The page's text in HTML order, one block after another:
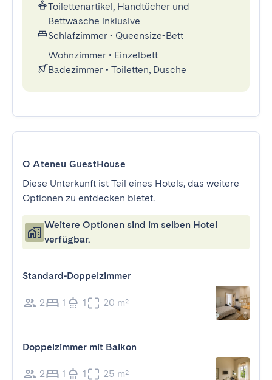
Toilettenartikel, Handtücher und
Bettwäsche inklusive
Schlafzimmer • Queensize-Bett
Wohnzimmer • Einzelbett
Badezimmer • Toiletten, Dusche
O Ateneu GuestHouse
Diese Unterkunft ist Teil eines Hotels, das weitere
Optionen zu entdecken bietet.
Weitere Optionen sind im selben Hotel
verfügbar.
Standard-Doppelzimmer
2 1 1 20 m²
Doppelzimmer mit Balkon
2 1 1 25 m²